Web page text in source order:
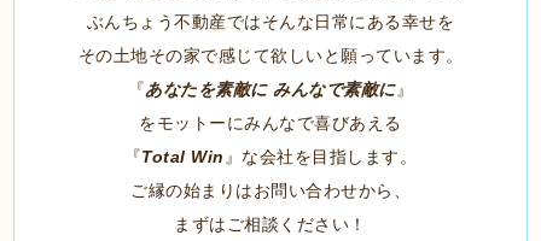
ぶんちょう不動産ではそんな日常にある幸せを
その土地その家で感じて欲しいと願っています。
『あなたを素敵に みんなで素敵に』
をモットーにみんなで喜びあえる
『Total Win』な会社を目指します。
ご縁の始まりはお問い合わせから、
まずはご相談ください！